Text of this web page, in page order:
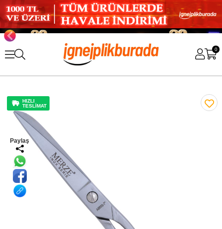
0
HIZLI
TESLİMAT
Paylaş